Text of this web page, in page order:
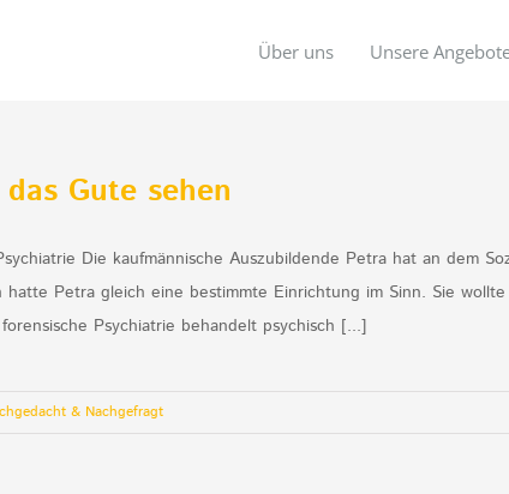
Über uns Unsere
Gute sehen
Die kaufmännische Auszubildende Petra hat an dem
Petra gleich eine bestimmte Einrichtung im Sinn. Sie
Psychiatrie behandelt psychisch [...]
& Nachgefragt